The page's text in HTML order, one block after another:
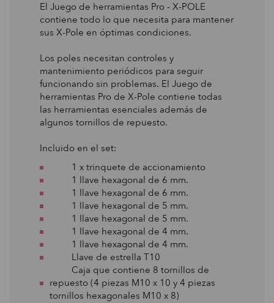
El Juego de herramientas Pro - X-POLE
contiene todo lo que necesita para mantener
sus X-Pole en óptimas condiciones.
Los poles necesitan controles y
mantenimiento periódicos para seguir
funcionando sin problemas. El Juego de
herramientas Pro de X-Pole contiene todas
las herramientas esenciales además de
algunos tornillos de repuesto.
Incluido en el set:
1 x trinquete de accionamiento
1 llave hexagonal de 6 mm.
1 llave hexagonal de 6 mm.
1 llave hexagonal de 5 mm.
1 llave hexagonal de 5 mm.
1 llave hexagonal de 4 mm.
1 llave hexagonal de 4 mm.
Llave de estrella T10
Caja que contiene 8 tornillos de
repuesto (4 piezas M10 x 10 y 4 piezas
tornillos hexagonales M10 x 8)